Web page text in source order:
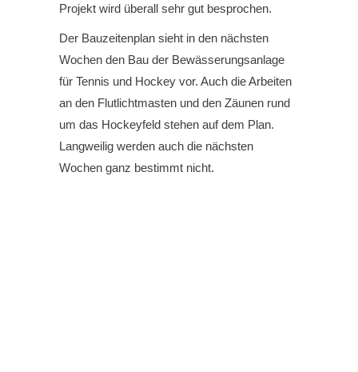
Projekt wird überall sehr gut besprochen.
Der Bauzeitenplan sieht in den nächsten
Wochen den Bau der Bewässerungsanlage
für Tennis und Hockey vor. Auch die Arbeiten
an den Flutlichtmasten und den Zäunen rund
um das Hockeyfeld stehen auf dem Plan.
Langweilig werden auch die nächsten
Wochen ganz bestimmt nicht.